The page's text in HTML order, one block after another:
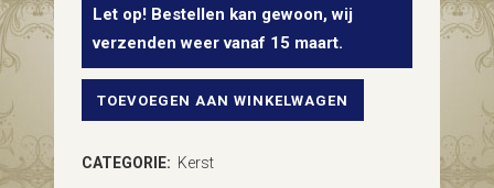
Let op! Bestellen kan gewoon, wij
verzenden weer vanaf 15 maart.
Antieke
TOEVOEGEN AAN WINKELWAGEN
CATEGORIE: Kerst